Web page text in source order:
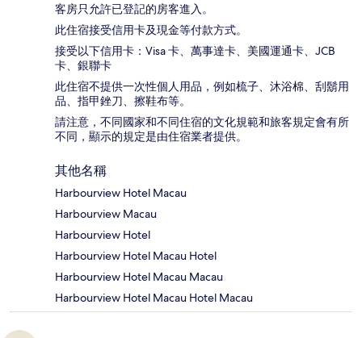
客房只允許已登記的房客進入。
此住宿接受信用卡及現金等付款方式。
接受以下信用卡：Visa 卡、萬事達卡、美國運通卡、JCB
卡、銀聯卡
此住宿不提供一次性個人用品，例如梳子、沐浴棉、刮鬍用
品、指甲銼刀、擦鞋布等。
請注意，不同國家和不同住宿的文化規範和旅客規定會有所
不同，顯示的規定是由住宿業者提供。
其他名稱
Harbourview Hotel Macau
Harbourview Macau
Harbourview Hotel
Harbourview Hotel Macau Hotel
Harbourview Hotel Macau Macau
Harbourview Hotel Macau Hotel Macau